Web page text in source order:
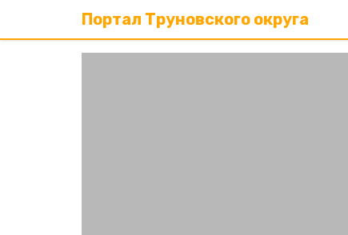
Портал Труновского округа